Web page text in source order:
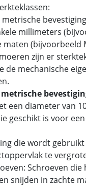
millimeters
(bijvoorbeeld
zijn er
de mechanische
een diameter van
geschikt is voor
die wordt
te
Schroeven die
snijden in zachte